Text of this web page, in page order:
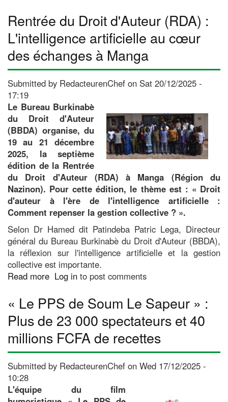
2025
:
Des
distinctions
et
excursion
pour
clore
l'édition
Rentrée du Droit d'Auteur (RDA) :
L'intelligence artificielle au cœur
des échanges à Manga
Submitted by RedacteurenChef on Sat 20/12/2025 -
17:19
Le Bureau Burkinabè
du Droit d'Auteur
(BBDA) organise, du
19 au 21 décembre
2025, la septième
édition de la Rentrée
du Droit d'Auteur (RDA) à Manga (Région du
Nazinon). Pour cette édition, le thème est : « Droit
d'auteur à l'ère de l'intelligence artificielle :
Comment repenser la gestion collective ? ».
Selon Dr Hamed dit Patindeba Patric Lega, Directeur
général du Bureau Burkinabè du Droit d'Auteur (BBDA),
la réflexion sur l'intelligence artificielle et la gestion
collective est importante.
Read more about
du
Droit
d'Auteur
(RDA)
:
artificielle
Log in to post comments
« Le PPS de Soum Le Sapeur » :
Plus de 23 000 spectateurs et 40
millions FCFA de recettes
Submitted by RedacteurenChef on Wed 17/12/2025 -
10:28
L'équipe du film